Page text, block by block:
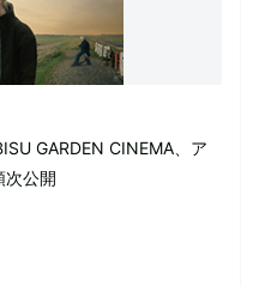
GARDEN CINEMA、ア
次公開